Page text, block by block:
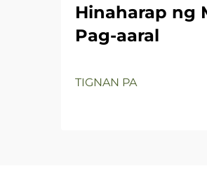
Hinaharap ng
Pag-aaral
TIGNAN PA